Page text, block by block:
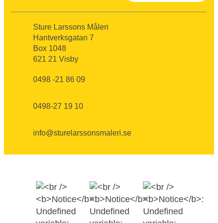
Sture Larssons Måleri
Hantverksgatan 7
Box 1048
621 21 Visby
0498 -21 86 09
0498-27 19 10
info@sturelarssonsmaleri.se